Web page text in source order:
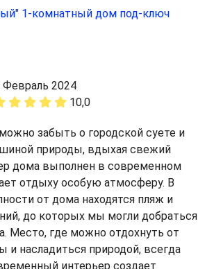
1-комнатный дом под-ключ
2024
10,0
забыть о городской суете и
природы, вдыхая свежий
дома выполнен в современном
отдыху особую атмосферу. В
от дома находятся пляж и
до которых мы могли добраться
Место, где можно отдохнуть от
и насладиться природой, всегда
интерьер создает